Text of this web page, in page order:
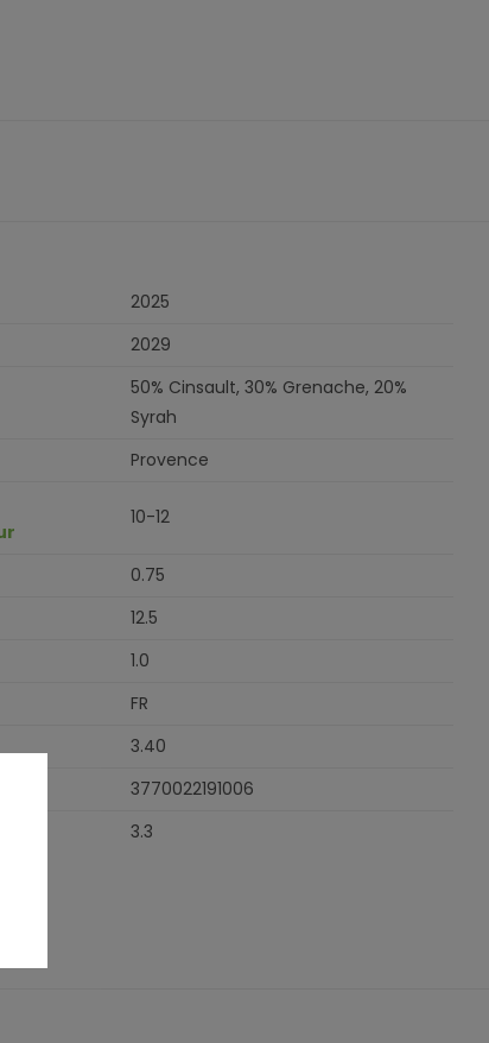
2025
2029
50% Cinsault, 30% Grenache, 20%
Syrah
Provence
10-12
0.75
12.5
1.0
FR
3.40
3770022191006
3.3